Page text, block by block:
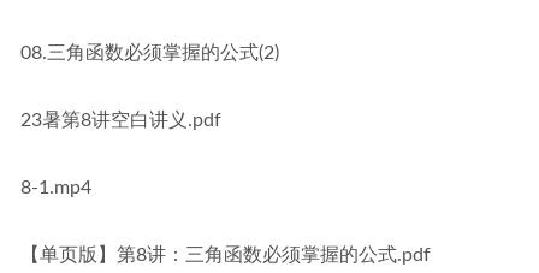
08.三角函数必须掌握的公式(2)
23暑第8讲空白讲义.pdf
8-1.mp4
【单页版】第8讲：三角函数必须掌握的公式.pdf